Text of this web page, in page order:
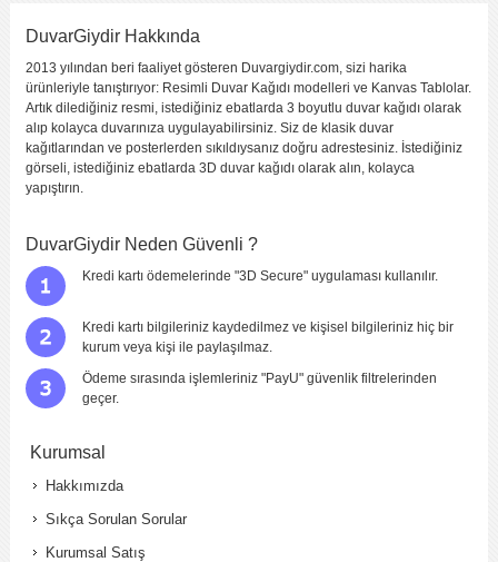
DuvarGiydir Hakkında
2013 yılından beri faaliyet gösteren Duvargiydir.com, sizi harika
ürünleriyle tanıştırıyor: Resimli Duvar Kağıdı modelleri ve Kanvas Tablolar.
Artık dilediğiniz resmi, istediğiniz ebatlarda 3 boyutlu duvar kağıdı olarak
alıp kolayca duvarınıza uygulayabilirsiniz. Siz de klasik duvar
kağıtlarından ve posterlerden sıkıldıysanız doğru adrestesiniz. İstediğiniz
görseli, istediğiniz ebatlarda 3D duvar kağıdı olarak alın, kolayca
yapıştırın.
DuvarGiydir Neden Güvenli ?
Kredi kartı ödemelerinde "3D Secure" uygulaması kullanılır.
Kredi kartı bilgileriniz kaydedilmez ve kişisel bilgileriniz hiç bir
kurum veya kişi ile paylaşılmaz.
Ödeme sırasında işlemleriniz "PayU" güvenlik filtrelerinden
geçer.
Kurumsal
Hakkımızda
Sıkça Sorulan Sorular
Kurumsal Satış